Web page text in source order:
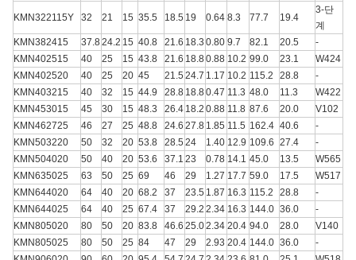
KMN322115Y 32 21 15 35.5 18.5 19 0.64 8.3 77.7 19.4
3-단
계
KMN382415
37.824.2 15 40.8 21.6 18.3 0.80 9.7 82.1 20.5
-
KMN402515
40 25 15 43.8 21.6 18.80.88 10.2 99.0 23.1
W424
KMN402520
40 25 20 45 21.5 24.7 1.17 10.2 115.2 28.8
-
KMN403215
40 32 15 44.9 28.8 18.80.47 11.3 48.0 11.3
W422
KMN453015
45 30 15 48.3 26.4 18.2 0.88 11.8 87.6 20.0
V102
KMN462725
46 27 25 48.8 24.6 27.8 1.85 11.5 162.4 40.6
-
KMN503220
50 32 20 53.8 28.5 24 1.40 12.9 109.6 27.4
-
KMN504020
50 40 20 53.6 37.1 23 0.78 14.1 45.0 13.5
W565
KMN635025
63 50 25 69 46 29 1.27 17.7 59.0 17.5
W517
KMN644020
64 40 20 68.2 37 23.5 1.87 16.3 115.2 28.8
-
KMN644025
64 40 25 67.4 37 29.2 2.34 16.3 144.0 36.0
-
KMN805020
80 50 20 83.8 46.6 25.02.34 20.4 94.0 28.0
V140
KMN805025
80 50 25 84 47 29 2.93 20.4 144.0 36.0
-